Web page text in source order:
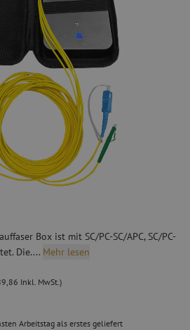
Box ist mit SC/PC-SC/APC, SC/PC-
Die.... Mehr lesen
Inkl. MwSt.)
Arbeitstag als erstes geliefert